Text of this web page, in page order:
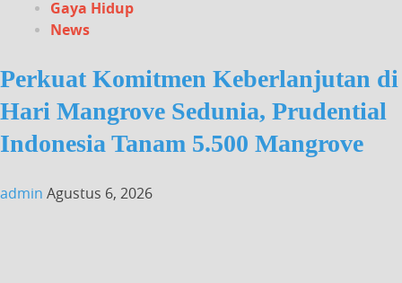
Gaya Hidup
News
Perkuat Komitmen Keberlanjutan di
Hari Mangrove Sedunia, Prudential
Indonesia Tanam 5.500 Mangrove
admin Agustus 6, 2026